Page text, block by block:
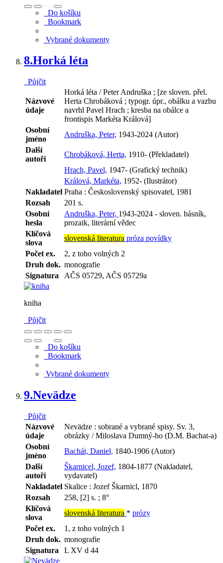
Do košíku
Bookmark
Vybrané dokumenty
8.Horká léta
Půjčit
Názvové
údaje
Horká léta / Peter Andruška ; [ze sloven. přel.
Herta Chrobáková ; typogr. úpr., obálku a vazbu
navrhl Pavel Hrach ; kresba na obálce a
frontispis Markéta Králová]
Osobní
jméno
Andruška, Peter, 1943-2024 (Autor)
Další
autoři
Chrobáková, Herta, 1910- (Překladatel)
Hrach, Pavel, 1947- (Grafický technik)
Králová, Markéta, 1952- (Ilustrátor)
Nakladatel Praha : Československý spisovatel, 1981
Rozsah
201 s.
Osobní
hesla
Andruška, Peter, 1943-2024 - sloven. básník,
prozaik, literární vědec
Klíčová
slova
slovenská literatura próza povídky
Počet ex.
2, z toho volných 2
Druh dok. monografie
Signatura
AČS 05729, AČS 05729a
kniha
Půjčit
Do košíku
Bookmark
Vybrané dokumenty
9.Nevädze
Půjčit
Názvové
údaje
Nevädze : sobrané a vybrané spisy. Sv. 3,
obrázky / Miloslava Dumný-ho (D.M. Bachat-a)
Osobní
jméno
Bachát, Daniel, 1840-1906 (Autor)
Další
autoři
Škarnicel, Jozef, 1804-1877 (Nakladatel,
vydavatel)
Nakladatel Skalice : Jozef Škarnicl, 1870
Rozsah
258, [2] s. ; 8°
Klíčová
slova
slovenská literatura * prózy
Počet ex.
1, z toho volných 1
Druh dok. monografie
Signatura
L XV d 44